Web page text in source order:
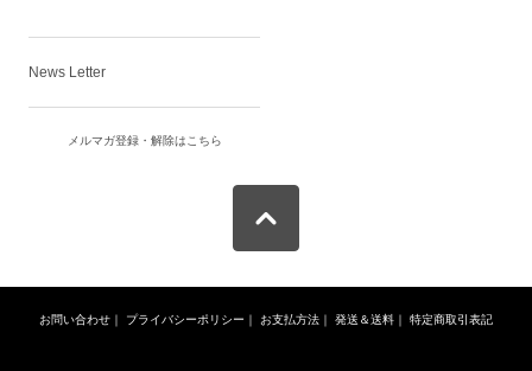
News Letter
メルマガ登録・解除はこちら
お問い合わせ プライバシーポリシー お支払方法 発送＆送料 特定商取引表記